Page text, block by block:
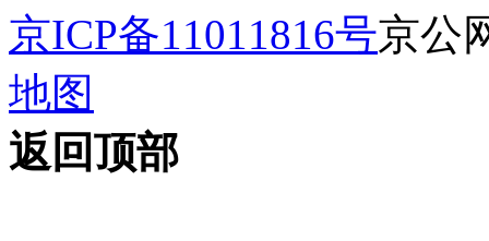
京ICP备11011816号京公
地图
返回顶部